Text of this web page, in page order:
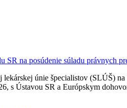
SR na posúdenie súladu
únie špecialistov (SLÚŠ)
s Ústavou SR a Európskym